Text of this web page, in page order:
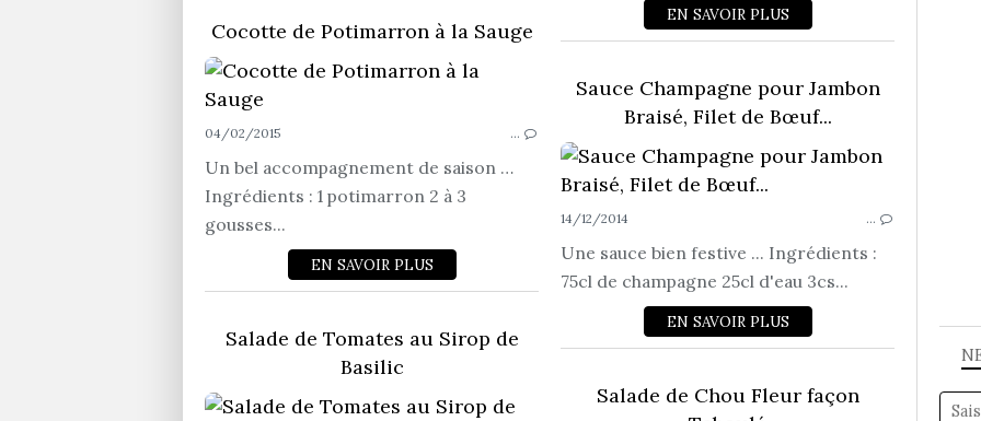
EN SAVOIR PLUS
Cocotte de Potimarron à la Sauge
ACCOMPAGNEMENTS
04/02/2015 …
Un bel accompagnement de saison …
Ingrédients : 1 potimarron 2 à 3
gousses...
EN SAVOIR PLUS
Sauce Champagne pour Jambon
Braisé, Filet de Bœuf...
14/12/2014 …
Une sauce bien festive ... Ingrédients :
75cl de champagne 25cl d'eau 3cs...
EN SAVOIR PLUS
Salade de Tomates au Sirop de
Basilic
Salade de Chou Fleur façon